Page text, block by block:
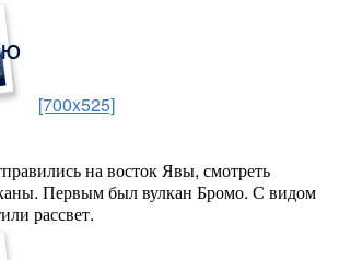
[700x525]
на восток Явы, смотреть
Первым был вулкан Бромо. С видом
рассвет.